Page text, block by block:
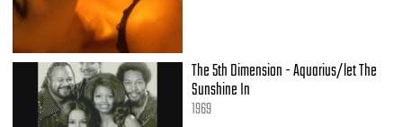
The 5th Dimension - Aquarius/let The
Sunshine In
1969